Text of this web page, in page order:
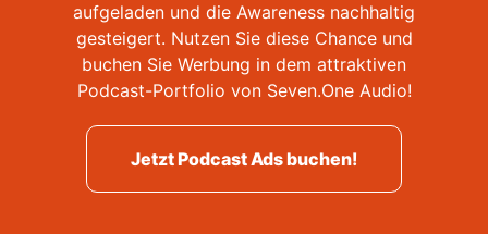
aufgeladen und die Awareness nachhaltig
gesteigert. Nutzen Sie diese Chance und
buchen Sie Werbung in dem attraktiven
Podcast-Portfolio von Seven.One Audio!
Jetzt Podcast Ads buchen!